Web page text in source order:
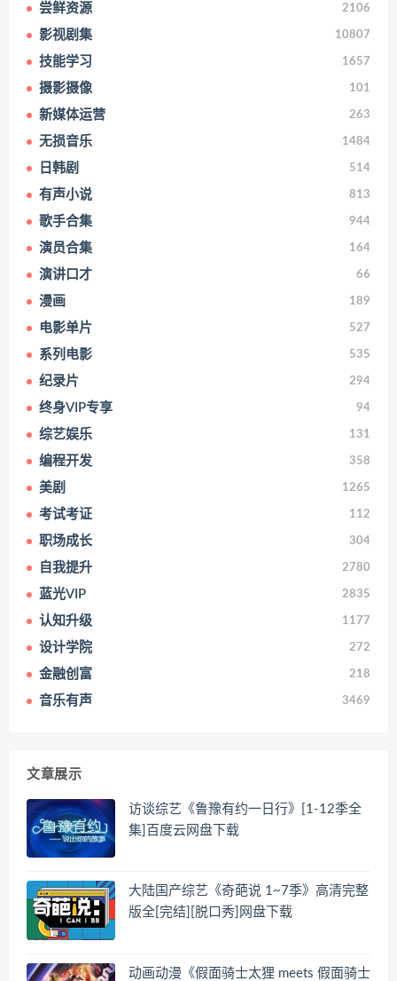
尝鲜资源 2106
影视剧集 10807
技能学习 1657
摄影摄像 101
新媒体运营 263
无损音乐 1484
日韩剧 514
有声小说 813
歌手合集 944
演员合集 164
演讲口才 66
漫画 189
电影单片 527
系列电影 535
纪录片 294
终身VIP专享 94
综艺娱乐 131
编程开发 358
美剧 1265
考试考证 112
职场成长 304
自我提升 2780
蓝光VIP 2835
认知升级 1177
设计学院 272
金融创富 218
音乐有声 3469
文章展示
访谈综艺《鲁豫有约一日行》[1-12季全
集]百度云网盘下载
大陆国产综艺《奇葩说 1~7季》高清完整
版全[完结][脱口秀]网盘下载
动画动漫《假面骑士太狸 meets 假面骑士